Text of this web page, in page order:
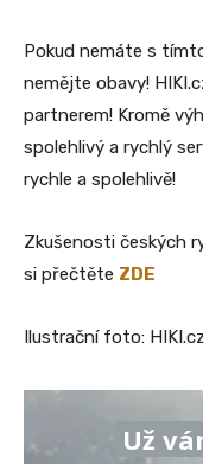
Pokud nemáte s
nemějte obavy!
partnerem! Kromě
spolehlivý a rychlý
rychle a spolehlivě!
Zkušenosti českých
si přečtěte ZDE
Ilustrační foto: HIKI.cz
Už